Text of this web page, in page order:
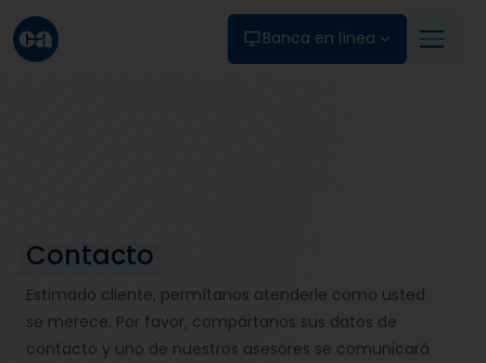
Banca en línea
Contacto
Estimado cliente, permítanos atenderle como usted
se merece. Por favor, compártanos sus datos de
contacto y uno de nuestros asesores se comunicará